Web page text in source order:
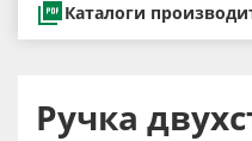
Каталоги
Ручка